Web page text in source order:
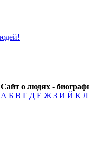
Сайт о людях -
А Б В Г Д Е Ж З И Й К Л